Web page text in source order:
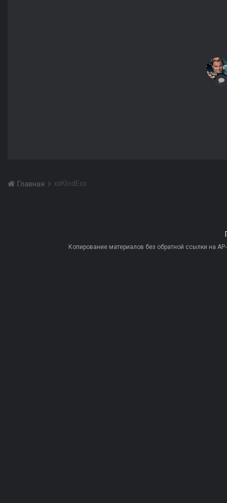
Главная xxKlodExx
Копирование материалов без обратной ссылки на